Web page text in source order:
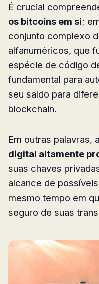
É crucial
os bitcoins em si;
conjunto complexo
alfanuméricos, que
espécie de código
fundamental para
seu saldo para
blockchain.
Em outras palavras, a
digital altamente
suas chaves
alcance de
mesmo tempo em
seguro de suas